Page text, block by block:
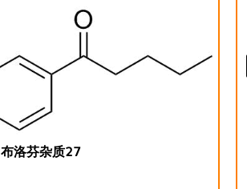
布洛芬杂质27